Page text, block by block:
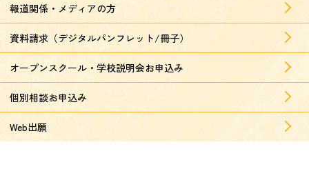
報道関係・メディアの方
資料請求（デジタルパンフレット/冊子）
オープンスクール・学校説明会お申込み
個別相談お申込み
Web出願